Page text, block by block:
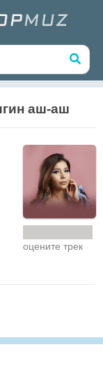
аш-аш
оцените трек